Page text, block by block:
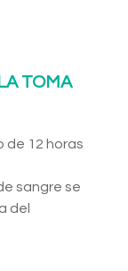
TOMA
de 12 horas
sangre se
del